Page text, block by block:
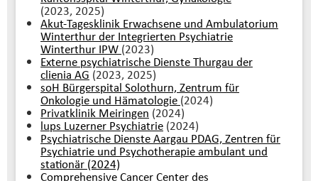
(2023, 2025)
Akut-Tagesklinik Erwachsene und Ambulatorium
Winterthur der Integrierten Psychiatrie
Winterthur IPW (2023)
Externe psychiatrische Dienste Thurgau der
clienia AG (2023, 2025)
soH Bürgerspital Solothurn, Zentrum für
Onkologie und Hämatologie (2024)
Privatklinik Meiringen (2024)
lups Luzerner Psychiatrie (2024)
Psychiatrische Dienste Aargau PDAG, Zentren für
Psychiatrie und Psychotherapie ambulant und
stationär (2024)
Comprehensive Cancer Center des